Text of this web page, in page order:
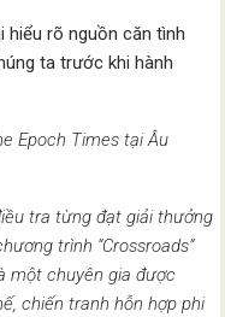
hiểu rõ nguồn căn tình
ta trước khi hành
Epoch Times tại Âu
tra từng đạt giải thưởng
trình “Crossroads”
một chuyên gia được
chiến tranh hỗn hợp phi